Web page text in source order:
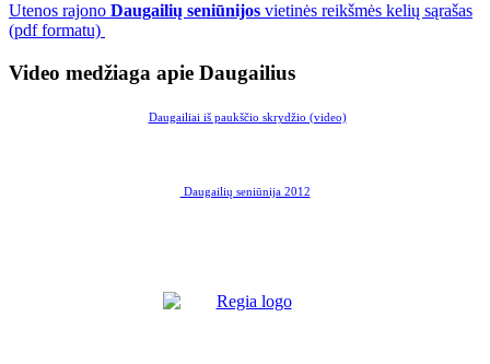
Utenos rajono Daugailių seniūnijos vietinės reikšmės kelių sąrašas
(pdf formatu)
Video medžiaga apie Daugailius
Daugailiai iš paukščio skrydžio (video)
Daugailių seniūnija 2012